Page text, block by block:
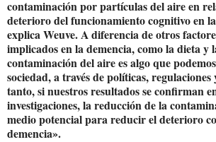
contaminación por partículas del aire en
deterioro del funcionamiento cognitivo en
explica Weuve. A diferencia de otros
implicados en la demencia, como la dieta y
contaminación del aire es algo que
sociedad, a través de políticas,
tanto, si nuestros resultados se confirman
investigaciones, la reducción de la
medio potencial para reducir el deterioro
demencia».